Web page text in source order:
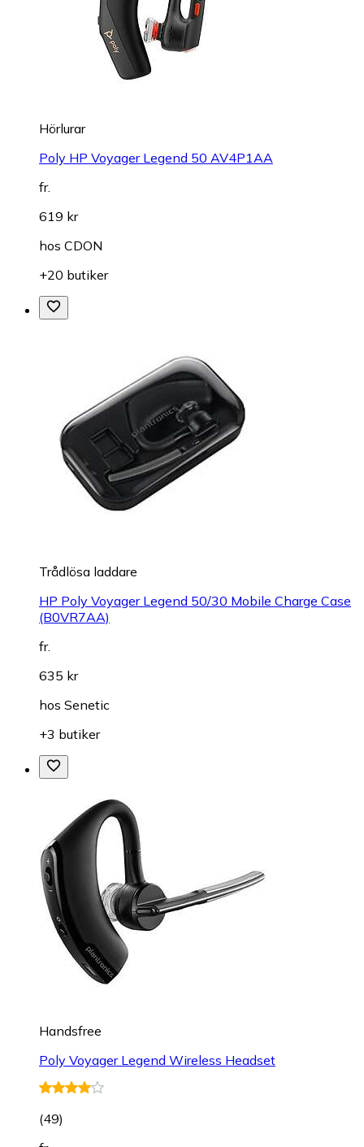
Hörlurar
Poly HP Voyager Legend 50 AV4P1AA
fr.
619 kr
hos CDON
+20 butiker
Trådlösa laddare
HP Poly Voyager Legend 50/30 Mobile Charge Case
(B0VR7AA)
fr.
635 kr
hos Senetic
+3 butiker
Handsfree
Poly Voyager Legend Wireless Headset
(49)